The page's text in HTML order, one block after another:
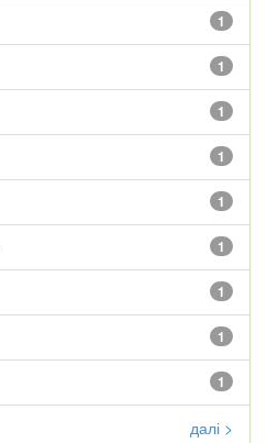
1
1
1
1
1
1
1
1
1
далі >